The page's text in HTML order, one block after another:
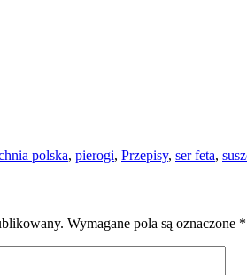
polska, pierogi, Przepisy, ser feta,
Wymagane pola są oznaczone *